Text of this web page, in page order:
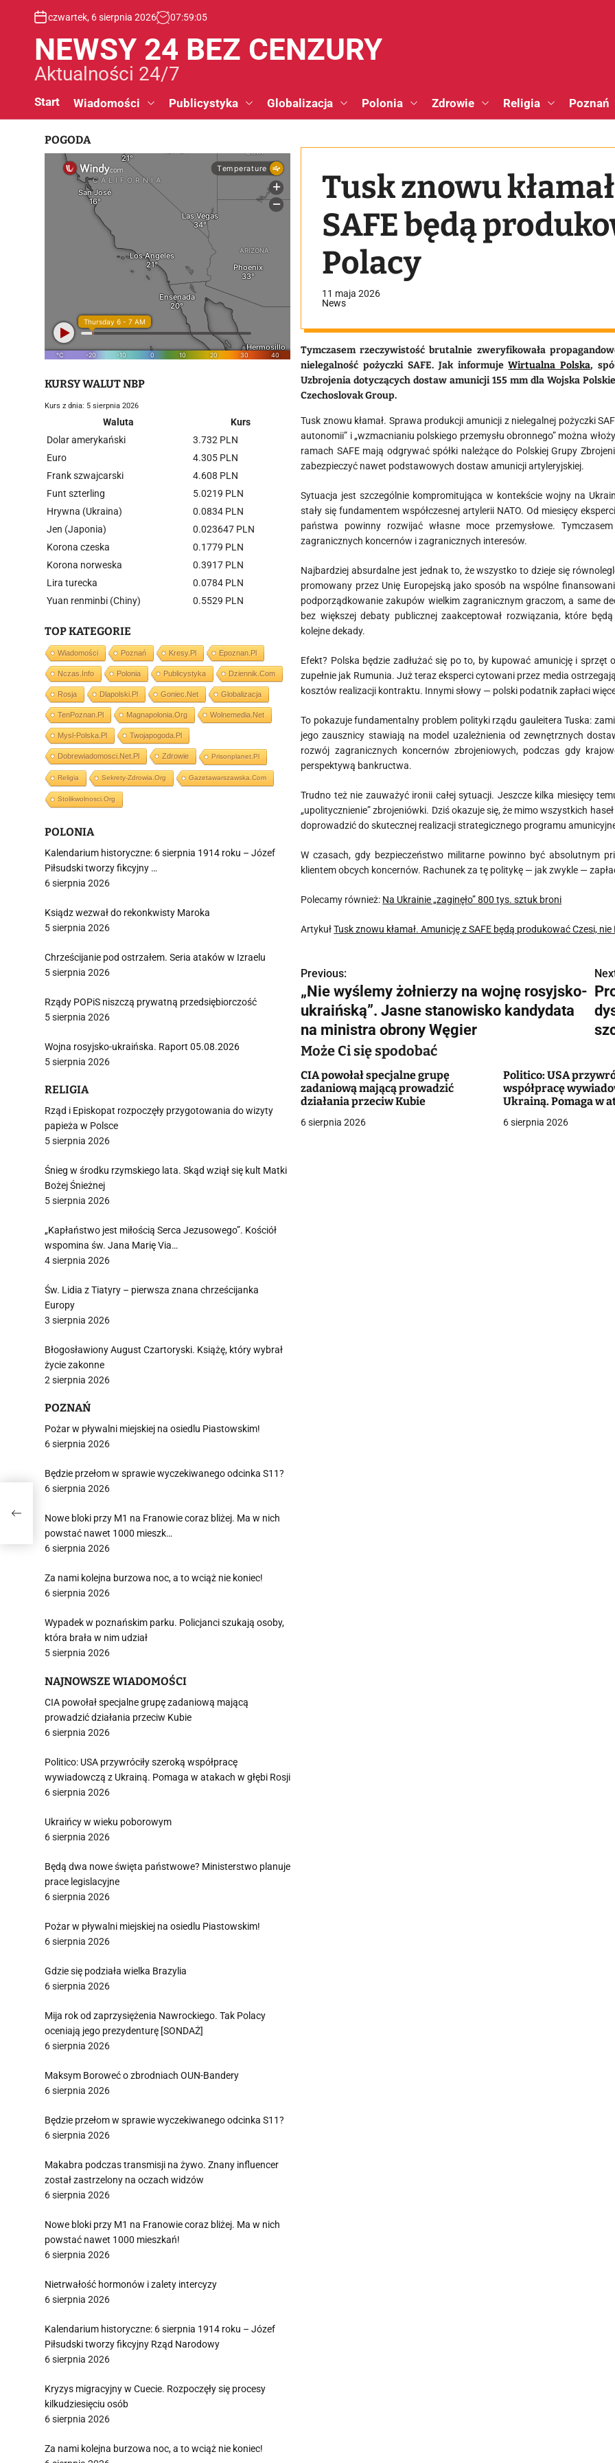
czwartek, 6 sierpnia 2026 07:59:06
NEWSY 24 BEZ CENZURY
Aktualności 24/7
Start Wiadomości Publicystyka Globalizacja Polonia Zdrowie Religia Poznań
Tusk znowu
SAFE będą
Polacy
11 maja 2026
News
Tymczasem rzeczywistość brutalnie zweryfikowała
nielegalność pożyczki SAFE. Jak informujeWirtualna Polska,
Uzbrojenia dotyczących dostaw amunicji 155 mm dla Wojska
Czechoslovak Group.
Tusk znowu kłamał. Sprawa produkcji amunicji z nielegalnej pożyczki
autonomii” i „wzmacnianiu polskiego przemysłu obronnego” można
ramach SAFE mają odgrywać spółki należące do Polskiej Grupy
zabezpieczyć nawet podstawowych dostaw amunicji artyleryjskiej.
Sytuacja jest szczególnie kompromitująca w kontekście wojny na
stały się fundamentem współczesnej artylerii NATO. Od miesięcy
państwa powinny rozwijać własne moce przemysłowe.
zagranicznych koncernów i zagranicznych interesów.
Najbardziej absurdalne jest jednak to, że wszystko to dzieje się
promowany przez Unię Europejską jako sposób na wspólne
podporządkowanie zakupów wielkim zagranicznym graczom, a same
bez większej debaty publicznej zaakceptował rozwiązania, które
kolejne dekady.
Efekt? Polska będzie zadłużać się po to, by kupować amunicję i
zupełnie jak Rumunia. Już teraz eksperci cytowani przez media
kosztów realizacji kontraktu. Innymi słowy — polski podatnik zapłaci
To pokazuje fundamentalny problem polityki rządu gauleitera Tuska:
jego zausznicy stawiają na model uzależnienia od zewnętrznych
rozwój zagranicznych koncernów zbrojeniowych, podczas gdy
perspektywą bankructwa.
Trudno też nie zauważyć ironii całej sytuacji. Jeszcze kilka miesięcy
„upolitycznienie” zbrojeniówki. Dziś okazuje się, że mimo wszystkich
doprowadzić do skutecznej realizacji strategicznego programu
W czasach, gdy bezpieczeństwo militarne powinno być absolutnym
klientem obcych koncernów. Rachunek za tę politykę — jak zwykle —
Polecamy również: Na Ukrainie „zaginęło” 800 tys. sztuk broni
ArtykułTusk znowu kłamał. Amunicję z SAFE będą produkować Czesi, nie
N
a
w
i
g
a
Previous:
„Nie wyślemy żołnierzy na wojnę rosyjsko-
ukraińską”. Jasne stanowisko kandydata
na ministra obrony Węgier
Może Ci się spodobać
CIA powołał specjalne grupę
zadaniową mającą prowadzić
działania przeciw Kubie
6 sierpnia 2026
Politico: USA
współpracę
Ukrainą. Pomaga w
6 sierpnia 2026
POGODA
KURSY WALUT NBP
Kurs z dnia: 5 sierpnia 2026
Waluta
Kurs
Dolar amerykański
3.732 PLN
Euro
4.305 PLN
Frank szwajcarski
4.608 PLN
Funt szterling
5.0219 PLN
Hrywna (Ukraina)
0.0834 PLN
Jen (Japonia)
0.023647 PLN
Korona czeska
0.1779 PLN
Korona norweska
0.3917 PLN
Lira turecka
0.0784 PLN
Yuan renminbi (Chiny)
0.5529 PLN
TOP KATEGORIE
Wiadomości Poznań Kresy.pl Epoznan.pl
Nczas.info Polonia Publicystyka Dziennik.com
Rosja Dlapolski.pl Goniec.net Globalizacja
TenPoznan.pl Magnapolonia.org Wolnemedia.net
Mysl-Polska.pl Twojapogoda.pl
Dobrewiadomosci.net.pl Zdrowie Prisonplanet.pl
Religia Sekrety-Zdrowia.org Gazetawarszawska.com
Stolikwolnosci.org
POLONIA
Kalendarium historyczne: 6 sierpnia 1914 roku – Józef
Piłsudski tworzy fikcyjny …
6 sierpnia 2026
Ksiądz wezwał do rekonkwisty Maroka
5 sierpnia 2026
Chrześcijanie pod ostrzałem. Seria ataków w Izraelu
5 sierpnia 2026
Rządy POPiS niszczą prywatną przedsiębiorczość
5 sierpnia 2026
Wojna rosyjsko-ukraińska. Raport 05.08.2026
5 sierpnia 2026
RELIGIA
Rząd i Episkopat rozpoczęły przygotowania do wizyty
papieża w Polsce
5 sierpnia 2026
Śnieg w środku rzymskiego lata. Skąd wziął się kult Matki
Bożej Śnieżnej
5 sierpnia 2026
„Kapłaństwo jest miłością Serca Jezusowego”. Kościół
wspomina św. Jana Marię Via…
4 sierpnia 2026
Św. Lidia z Tiatyry – pierwsza znana chrześcijanka
Europy
3 sierpnia 2026
Błogosławiony August Czartoryski. Książę, który wybrał
życie zakonne
2 sierpnia 2026
POZNAŃ
Pożar w pływalni miejskiej na osiedlu Piastowskim!
6 sierpnia 2026
Będzie przełom w sprawie wyczekiwanego odcinka S11?
6 sierpnia 2026
Nowe bloki przy M1 na Franowie coraz bliżej. Ma w nich
powstać nawet 1000 mieszk…
6 sierpnia 2026
Za nami kolejna burzowa noc, a to wciąż nie koniec!
6 sierpnia 2026
Wypadek w poznańskim parku. Policjanci szukają osoby,
która brała w nim udział
5 sierpnia 2026
NAJNOWSZE WIADOMOŚCI
CIA powołał specjalne grupę zadaniową mającą
prowadzić działania przeciw Kubie
6 sierpnia 2026
Politico: USA przywróciły szeroką współpracę
wywiadowczą z Ukrainą. Pomaga w atakach w głębi Rosji
6 sierpnia 2026
Ukraińcy w wieku poborowym
6 sierpnia 2026
Będą dwa nowe święta państwowe? Ministerstwo planuje
prace legislacyjne
6 sierpnia 2026
Pożar w pływalni miejskiej na osiedlu Piastowskim!
6 sierpnia 2026
Gdzie się podziała wielka Brazylia
6 sierpnia 2026
Mija rok od zaprzysiężenia Nawrockiego. Tak Polacy
oceniają jego prezydenturę [SONDAŻ]
6 sierpnia 2026
Maksym Boroweć o zbrodniach OUN-Bandery
6 sierpnia 2026
Będzie przełom w sprawie wyczekiwanego odcinka S11?
6 sierpnia 2026
Makabra podczas transmisji na żywo. Znany influencer
został zastrzelony na oczach widzów
6 sierpnia 2026
Nowe bloki przy M1 na Franowie coraz bliżej. Ma w nich
powstać nawet 1000 mieszkań!
6 sierpnia 2026
Nietrwałość hormonów i zalety intercyzy
6 sierpnia 2026
Kalendarium historyczne: 6 sierpnia 1914 roku – Józef
Piłsudski tworzy fikcyjny Rząd Narodowy
6 sierpnia 2026
Kryzys migracyjny w Cuecie. Rozpoczęły się procesy
kilkudziesięciu osób
6 sierpnia 2026
Za nami kolejna burzowa noc, a to wciąż nie koniec!